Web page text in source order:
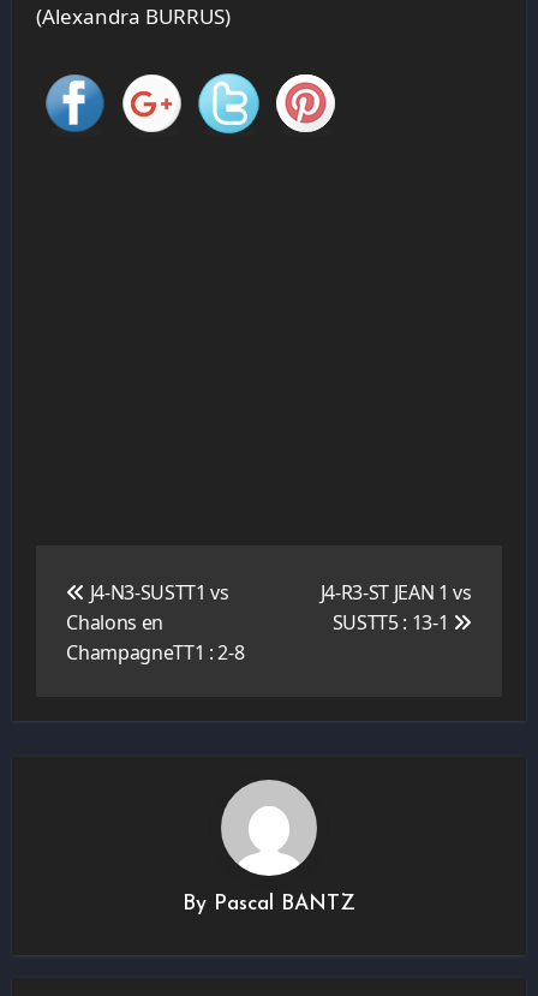
(Alexandra BURRUS)
l’article
J4-N3-SUSTT1 vs
Chalons en
ChampagneTT1 : 2-8
J4-R3-ST JEAN 1 vs
SUSTT5 : 13-1
By Pascal BANTZ